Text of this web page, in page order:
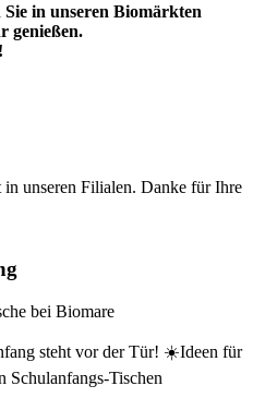
in unseren Biomärkten
genießen.
unseren Filialen. Danke für Ihre
steht vor der Tür! ☀️Ideen für
Schulanfangs-Tischen